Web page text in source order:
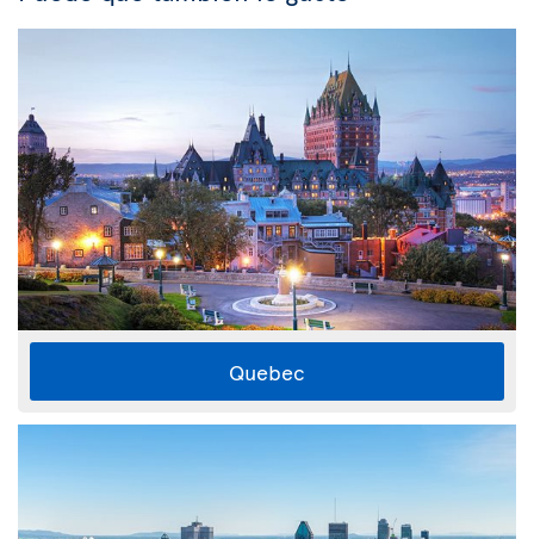
Quebec